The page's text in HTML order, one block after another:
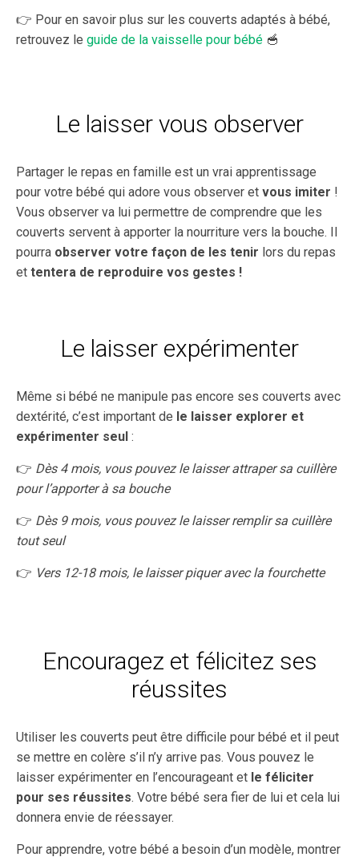
👉 Pour en savoir plus sur les couverts adaptés à bébé,
retrouvez le guide de la vaisselle pour bébé 🥣
Le laisser vous observer
Partager le repas en famille est un vrai apprentissage
pour votre bébé qui adore vous observer et vous imiter !
Vous observer va lui permettre de comprendre que les
couverts servent à apporter la nourriture vers la bouche. Il
pourra observer votre façon de les tenir lors du repas
et tentera de reproduire vos gestes !
Le laisser expérimenter
Même si bébé ne manipule pas encore ses couverts avec
dextérité, c’est important de le laisser explorer et
expérimenter seul :
👉 Dès 4 mois, vous pouvez le laisser attraper sa cuillère
pour l’apporter à sa bouche
👉 Dès 9 mois, vous pouvez le laisser remplir sa cuillère
tout seul
👉 Vers 12-18 mois, le laisser piquer avec la fourchette
Encouragez et félicitez ses
réussites
Utiliser les couverts peut être difficile pour bébé et il peut
se mettre en colère s’il n’y arrive pas. Vous pouvez le
laisser expérimenter en l’encourageant et le féliciter
pour ses réussites. Votre bébé sera fier de lui et cela lui
donnera envie de réessayer.
Pour apprendre, votre bébé a besoin d’un modèle, montrer